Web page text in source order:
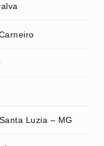
Luzia – MG